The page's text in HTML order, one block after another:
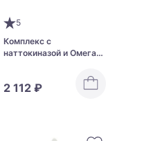
5
Комплекс с
наттокиназой и Омега-3
функции сердечно-
сосудистой системы
2 112 ₽